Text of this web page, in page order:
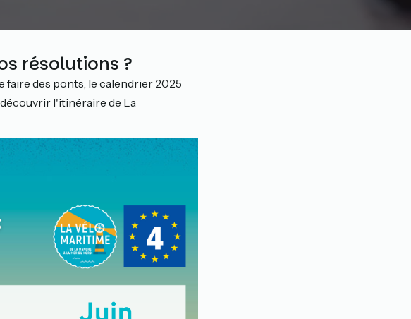
résolutions ?
des ponts, le calendrier 2025
l'itinéraire de La